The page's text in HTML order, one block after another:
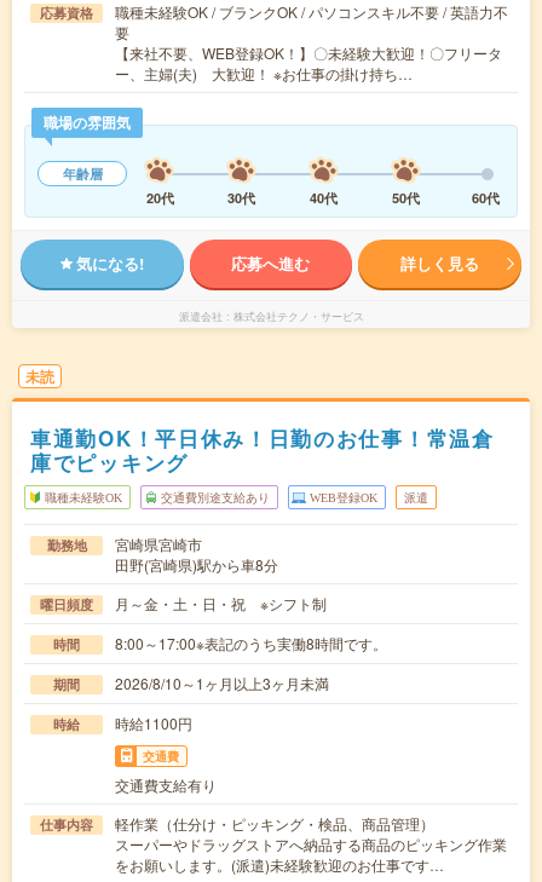
応募資格
職種未経験OK / ブランクOK / パソコンスキル不要 / 英語力不
要
【来社不要、WEB登録OK！】〇未経験大歓迎！〇フリータ
ー、主婦(夫) 大歓迎！ ※お仕事の掛け持ち…
職場の雰囲気
年齢層
20代
30代 40代 50代 60代
気になる! 応募へ進む 詳しく見る
派遣会社 株式会社テクノ・サービス
未読
車通勤OK！平日休み！日勤のお仕事！常温倉
庫でピッキング
職種未経験OK 交通費別途支給あり WEB登録OK 派遣
勤務地
宮崎県宮崎市
田野(宮崎県)駅から車8分
曜日頻度 月～金・土・日・祝 ※シフト制
時間 8:00～17:00※表記のうち実働8時間です。
期間 2026/8/10～1ヶ月以上3ヶ月未満
時給 時給1100円
交通費
交通費支給有り
仕事内容
軽作業（仕分け・ピッキング・検品、商品管理）
スーパーやドラッグストアへ納品する商品のピッキング作業
をお願いします。(派遣)未経験歓迎のお仕事です…